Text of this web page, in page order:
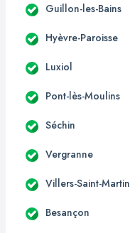
Guillon-les-Bains
Hyèvre-Paroisse
Luxiol
Pont-lès-Moulins
Séchin
Vergranne
Villers-Saint-Martin
Besançon